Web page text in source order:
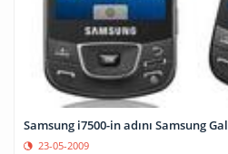
Samsung i7500-in adını Samsung
23-05-2009